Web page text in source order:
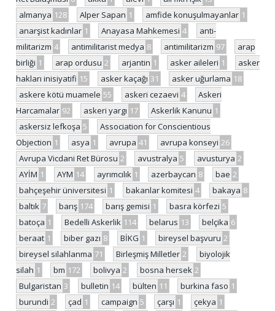
almanya 128 Alper Sapan 1 amfide konuşulmayanlar 1
anarşist kadınlar 1 Anayasa Mahkemesi 4
anti-
militarizm 4 antimilitarist medya 8 antimilitarizm 97
arap
birliği 1 arap ordusu 2 arjantin 1 asker aileleri 1
asker
hakları inisiyatifi 15 asker kaçağı 31 asker uğurlama 18
askere kötü muamele 55 askeri cezaevi 4
Askeri
Harcamalar 92 askeri yargı 17 Askerlik Kanunu 1
askersiz lefkoşa 5
Association for Conscientious
Objection 1 asya 1 avrupa 41 avrupa konseyi 26
Avrupa Vicdani Ret Bürosu 2 avustralya 5 avusturya 2
AYİM 1 AYM 14 ayrımcılık 1 azerbaycan 8 bae 2
bahçeşehir üniversitesi 1 bakanlar komitesi 4 bakaya 8
baltık 7 barış 174 barış gemisi 1 basra körfezi 5
batoça 1 Bedelli Askerlik 114 belarus 13 belçika 6
beraat 1 biber gazı 8 BİKG 1 bireysel başvuru 2
bireysel silahlanma 71 Birleşmiş Milletler 2
biyolojik
silah 1 bm 172 bolivya 2 bosna hersek 2
Bulgaristan 3 bulletin 14 bülten 11 burkina faso 1
burundi 2 çad 1 campaign 5 çarşı 1 çekya 1